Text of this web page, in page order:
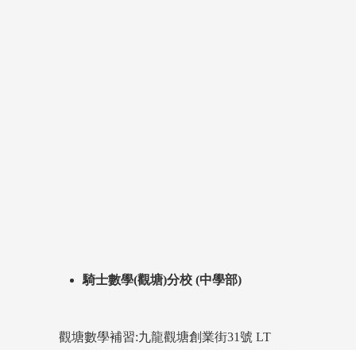
騎士數學(觀塘)分校 (中學部)
觀塘數學補習:九龍觀塘創業街31號 LT